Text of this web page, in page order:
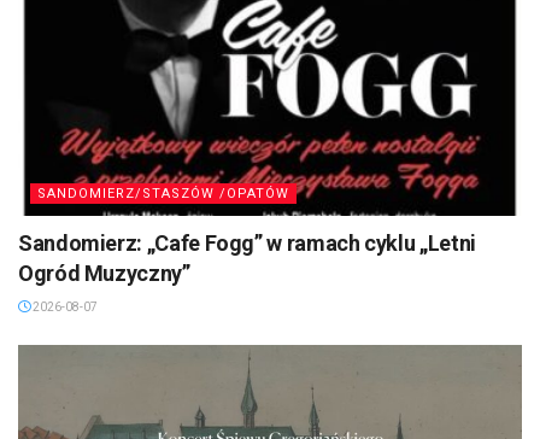
SANDOMIERZ/STASZÓW /OPATÓW
Sandomierz: „Cafe Fogg” w ramach cyklu „Letni
Ogród Muzyczny”
2026-08-07